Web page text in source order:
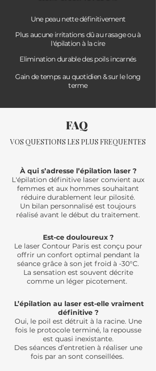
Une peau nette définitivement
Plus aucune irritations dû au rasage ou à
l'épilation à la cire
Elimination durable des poils incarnés
Gain de temps au quotidien & sur le long
terme
FAQ
VOS QUESTIONS LES PLUS FREQUENTES
À qui s’adresse l’épilation laser ?
L'épilation définitive laser convient aux
femmes et aux hommes souhaitant
réduire durablement leur pilosité.
Un bilan personnalisé est toujours
réalisé avant le début du traitement.
Est-ce douloureux ?
Le laser Contour Paris est conçu pour
offrir un confort optimal pendant la
séance grâce à son jet froid à -30°C.
La sensation est souvent décrite
comme un léger picotement.
L’épilation au laser est-elle vraiment
définitive ?
Oui, le poil est détruit à la racine. Une
fois le protocole terminé, la repousse
est quasi inexistante.
Des séances d’entretien à réaliser une
fois par an sont conseillées.